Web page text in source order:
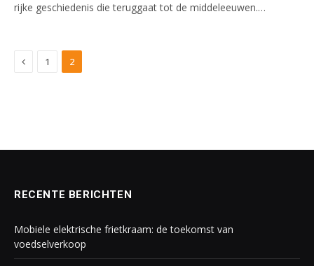
rijke geschiedenis die teruggaat tot de middeleeuwen.…
Previous
1 2
RECENTE BERICHTEN
Mobiele elektrische frietkraam: de toekomst van
voedselverkoop